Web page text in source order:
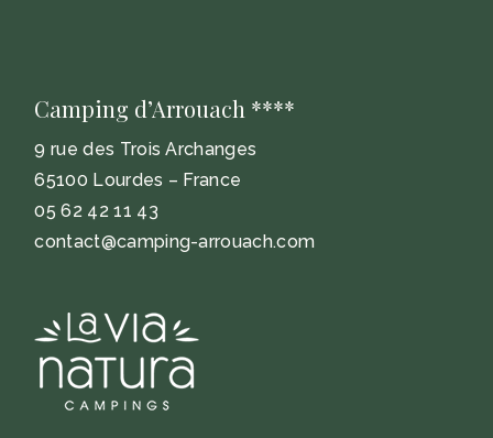
Camping d’Arrouach ****
9 rue des Trois Archanges
65100 Lourdes – France
05 62 42 11 43
contact@camping-arrouach.com